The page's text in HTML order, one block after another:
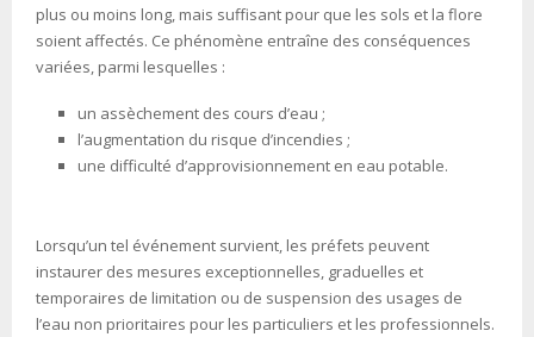
plus ou moins long, mais suffisant pour que les sols et la flore
soient affectés. Ce phénomène entraîne des conséquences
variées, parmi lesquelles :
un assèchement des cours d’eau ;
l’augmentation du risque d’incendies ;
une difficulté d’approvisionnement en eau potable.
Lorsqu’un tel événement survient, les préfets peuvent
instaurer des mesures exceptionnelles, graduelles et
temporaires de limitation ou de suspension des usages de
l’eau non prioritaires pour les particuliers et les professionnels.